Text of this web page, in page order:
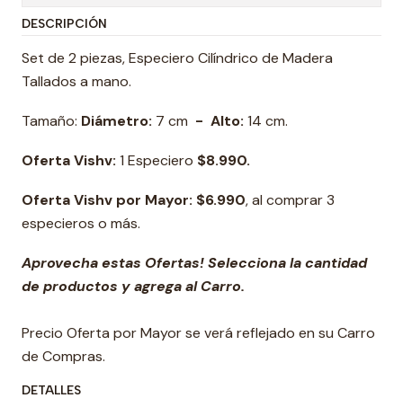
DESCRIPCIÓN
Set de 2 piezas, Especiero Cilíndrico de Madera
Tallados a mano.
Tamaño: Diámetro: 7 cm - Alto: 14 cm.
Oferta Vishv: 1 Especiero $8.990.
Oferta Vishv por Mayor: $6.990, al comprar 3
especieros o más.
Aprovecha estas Ofertas! Selecciona la cantidad
de productos y agrega al Carro.
Precio Oferta por Mayor se verá reflejado en su Carro
de Compras.
DETALLES